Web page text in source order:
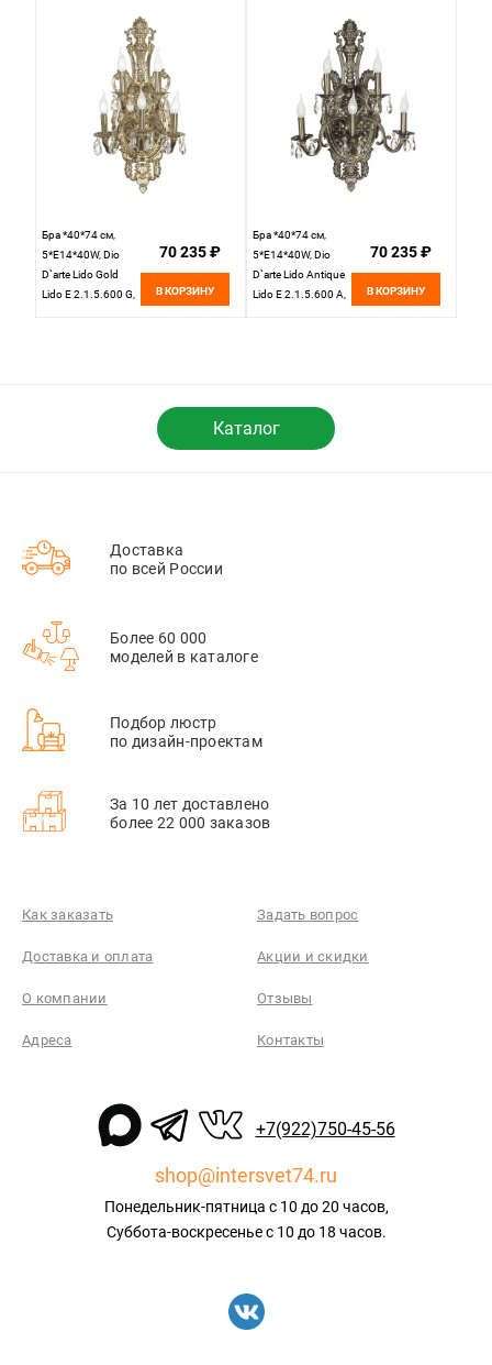
Бра *40*74 см,
5*E14*40W, Dio
D`arte Lido Gold
Lido E 2.1.5.600 G,
70 235 ₽
В КОРЗИНУ
Бра *40*74 см,
5*E14*40W, Dio
D`arte Lido Antique
Lido E 2.1.5.600 A,
70 235 ₽
В КОРЗИНУ
Каталог
Доставка
по всей России
Более 60 000
моделей в каталоге
Подбор люстр
по дизайн-проектам
За 10 лет доставлено
более 22 000 заказов
Как заказать Задать вопрос
Доставка и оплата Акции и скидки
О компании Отзывы
Адреса Контакты
+7(922)750-45-56
shop@intersvet74.ru
Понедельник-пятница с 10 до 20 часов,
Суббота-воскресенье с 10 до 18 часов.